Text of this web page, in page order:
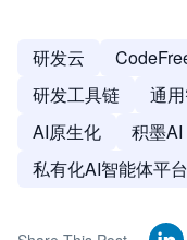
研发云
研发工具链
通
AI原生化
积墨AI
私有化AI智能体平台